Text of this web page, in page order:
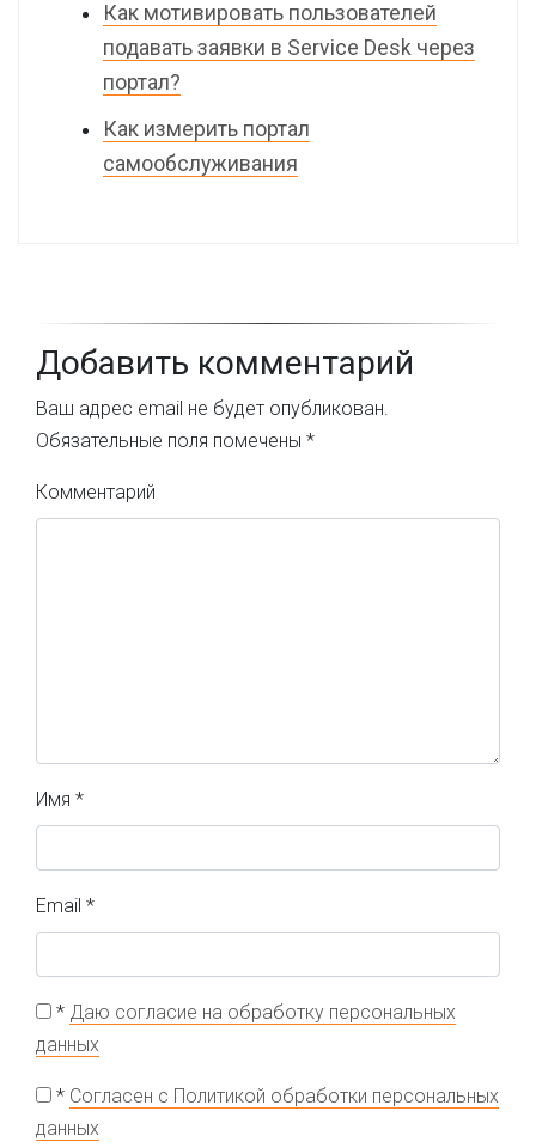
Как мотивировать пользователей
подавать заявки в Service Desk через
портал?
Как измерить портал
самообслуживания
Добавить комментарий
Ваш адрес email не будет опубликован.
Обязательные поля помечены *
Комментарий
Имя *
Email *
* Даю согласие на обработку персональных
данных
* Согласен с Политикой обработки персональных
данных